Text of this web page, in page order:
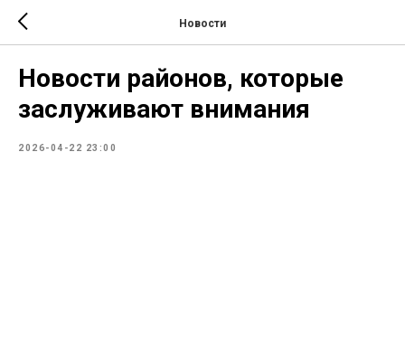
Новости
Новости районов, которые
заслуживают внимания
2026-04-22 23:00